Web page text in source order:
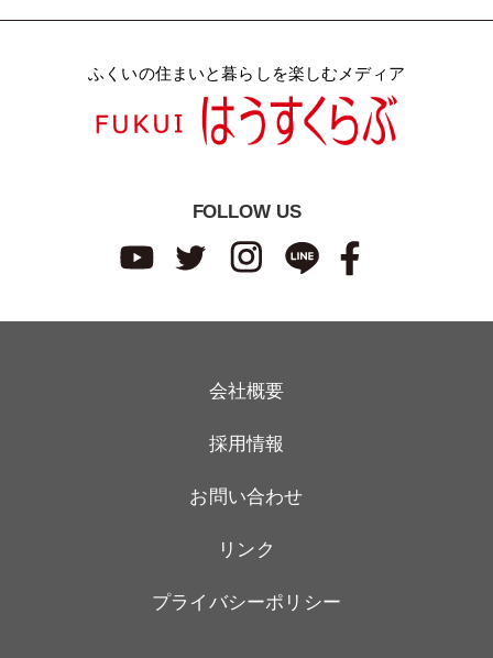
ふくいの住まいと暮らしを楽しむメディア
FOLLOW US
会社概要
採用情報
お問い合わせ
リンク
プライバシーポリシー